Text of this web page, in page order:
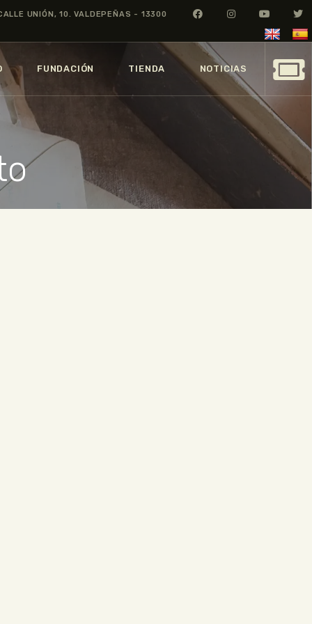
UNIÓN, 10. VALDEPEÑAS - 13300
FUNDACIÓN TIENDA NOTICIAS